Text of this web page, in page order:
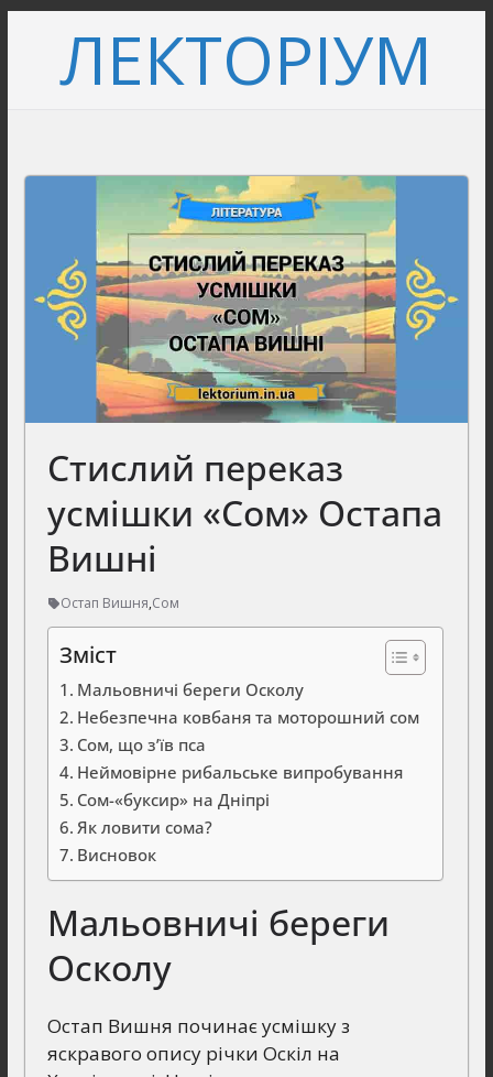
вмістуЛЕКТОРІУМ
Стислий переказ
усмішки «Сом» Остапа
Вишні
Остап Вишня,Сом
Зміст
Мальовничі береги Осколу
Небезпечна ковбаня та моторошний сом
Сом, що з’їв пса
Неймовірне рибальське випробування
Сом-«буксир» на Дніпрі
Як ловити сома?
Висновок
Мальовничі береги
Осколу
Остап Вишня починає усмішку з
яскравого опису річки Оскіл на